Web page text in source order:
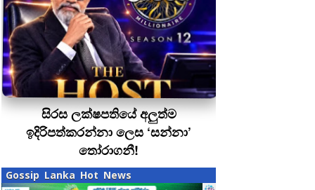
සිරස ලක්ෂපතියේ අලුත්ම
ඉදිරිපත්කරන්නා ලෙස ‘සන්නා’
තෝරාගනී!
Gossip Lanka Hot News